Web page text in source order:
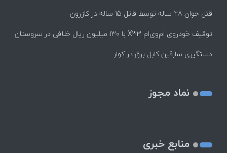
قتل جوان 28 ساله توسط قاتل 15 ساله در کازرون
توقیف خودروی ام‌وی‌ام X33 با ۱۳۰ میلیون ریال خلافی در سروستان
دستگیری سارقین کابل برق در کوار
نماد مجوز
منابع خبری